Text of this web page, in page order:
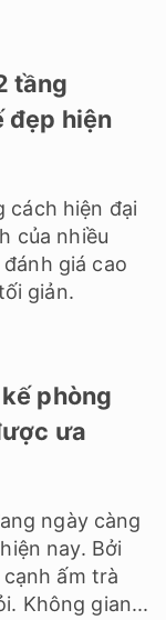
tầng
đẹp hiện
cách hiện đại
của nhiều
giá cao
giản.
phòng
ưa
ngày càng
nay. Bởi
ấm trà
Không gian...